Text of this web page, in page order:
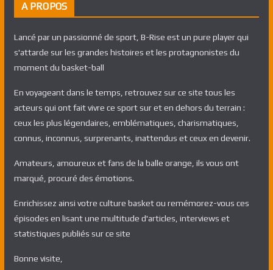
A PROPOS
Lancé par un passionné de sport, B-Rise est un pure player qui
s'attarde sur les grandes histoires et les protagnonistes du
moment du basket-ball
En voyageant dans le temps, retrouvez sur ce site tous les
acteurs qui ont fait vivre ce sport sur et en dehors du terrain :
ceux les plus légendaires, emblématiques, charismatiques,
connus, inconnus, surprenants, inattendus et ceux en devenir.
Amateurs, amoureux et fans de la balle orange, ils vous ont
marqué, procuré des émotions.
Enrichissez ainsi votre culture basket ou remémorez-vous ces
épisodes en lisant une multitude d'articles, interviews et
statistiques publiés sur ce site
Bonne visite,